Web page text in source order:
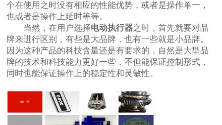
个在使用之时没有相应的性能优势，或者是操作单一，
也或者是操作上延时等等。
当然，在用户选择电动执行器之时，首先就要对品
牌来进行区别，有些是大品牌，也有一些就是小品牌。
因为这种产品的科技含量还是有要求的，自然是大型品
牌的技术和科技能力更好一些，不但能保证控制形式，
同时也能保证操作上的稳定性和灵敏性。